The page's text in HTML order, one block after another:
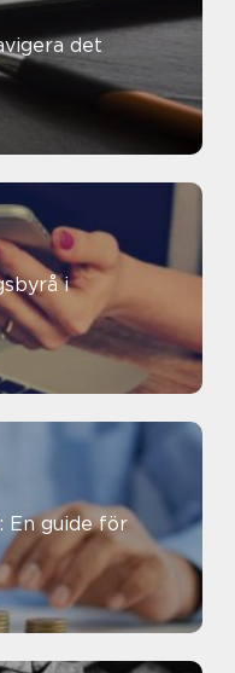
det
i
En guide för